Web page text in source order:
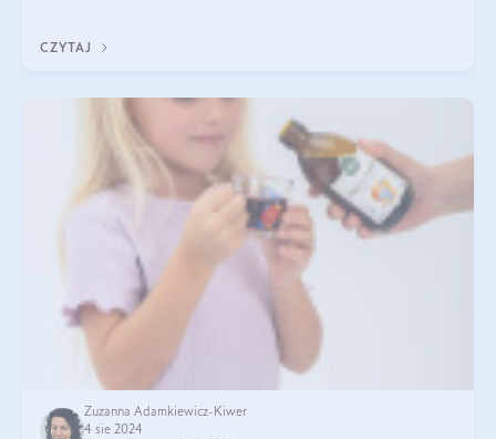
CZYTAJ
Zuzanna Adamkiewicz-Kiwer
4 sie 2024